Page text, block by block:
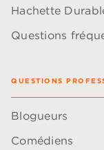
Hachette
Questions
QUESTIONS
Blogueurs
Comédiens